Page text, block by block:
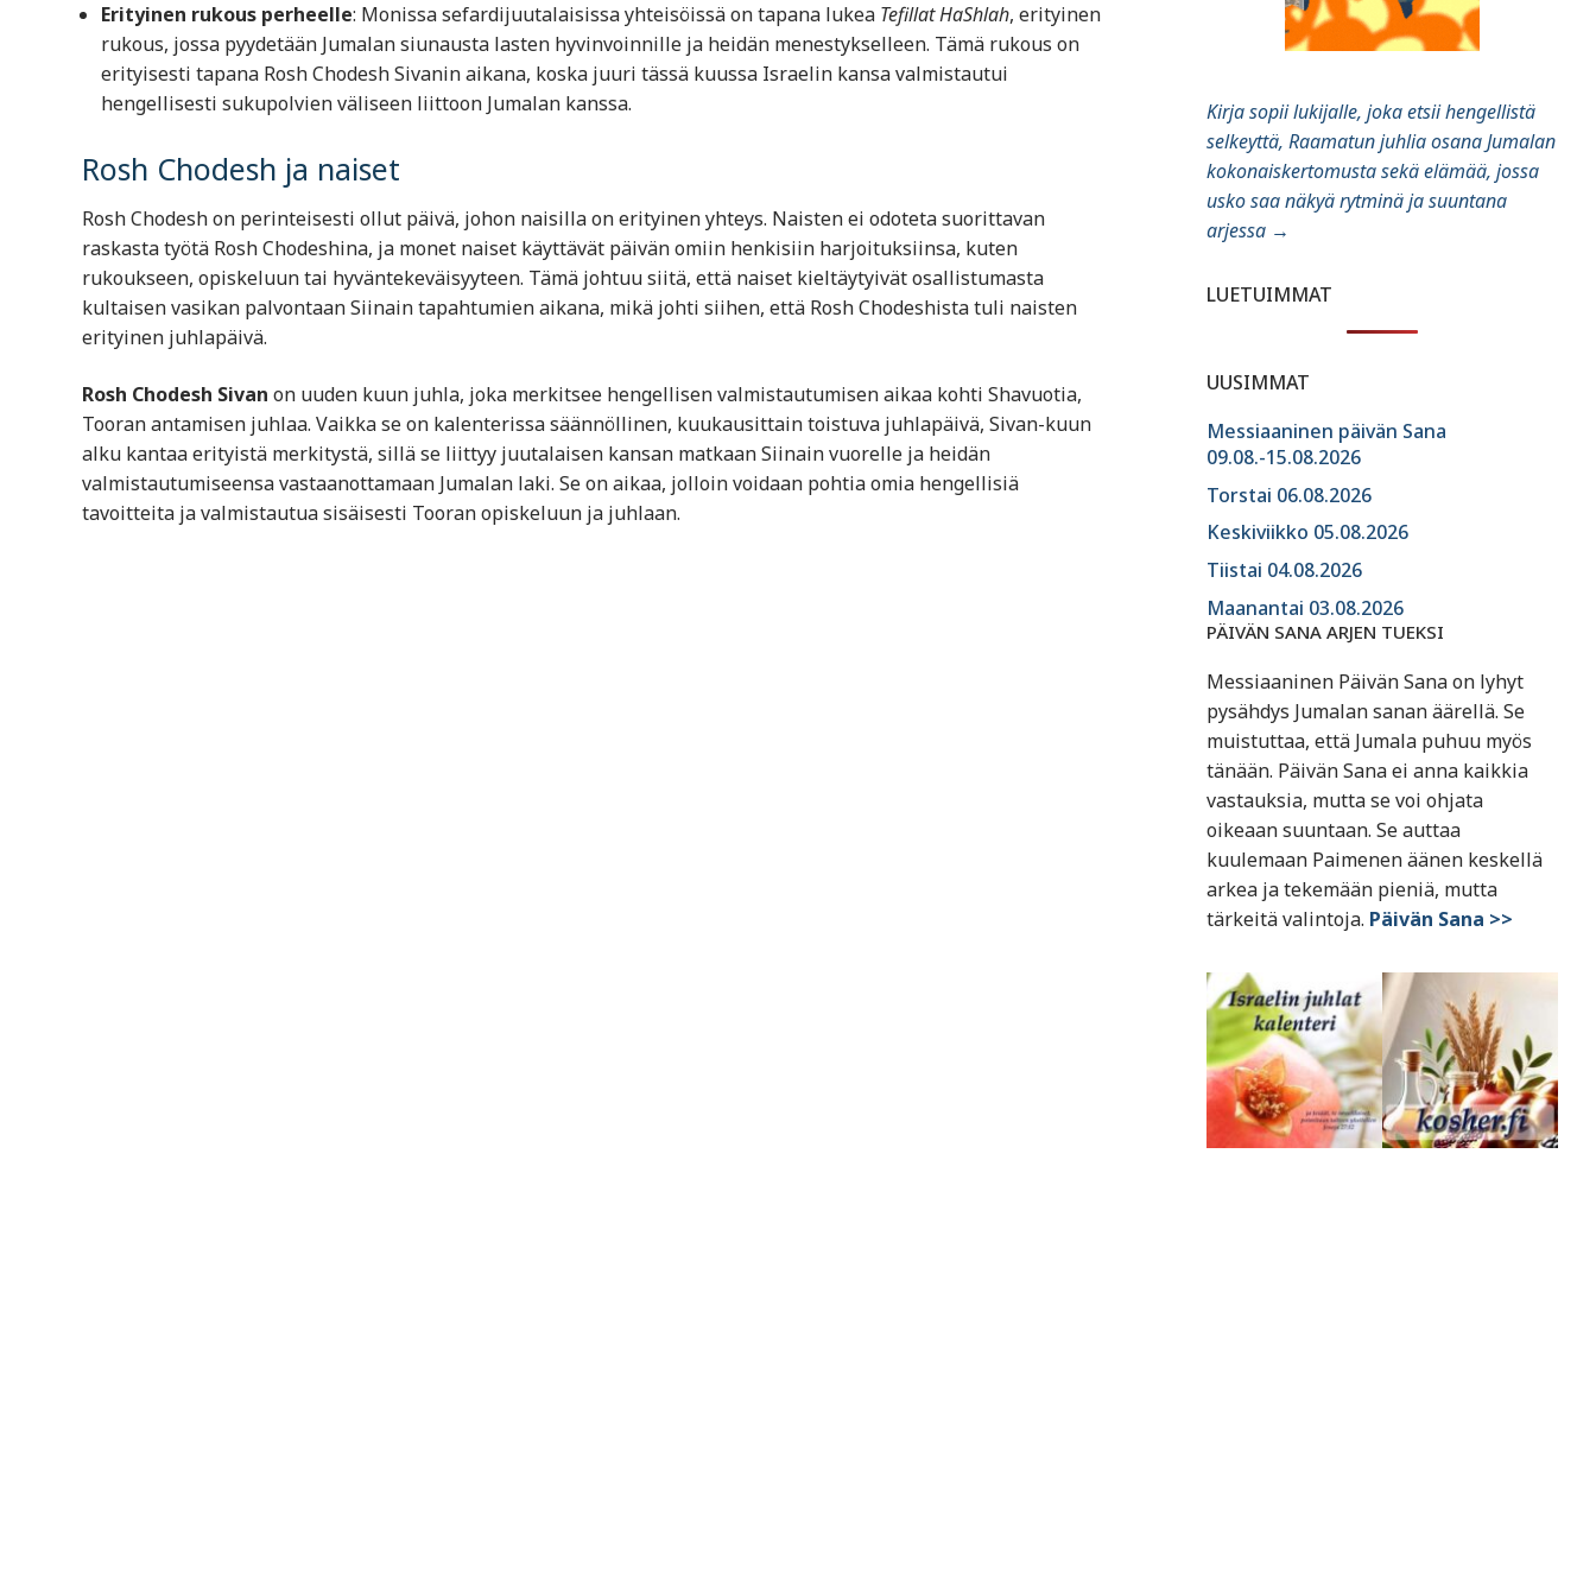
Erityinen rukous perheelle: Monissa sefardijuutalaisissa yhteisöissä on tapana lukea Tefillat HaShlah, erityinen
rukous, jossa pyydetään Jumalan siunausta lasten hyvinvoinnille ja heidän menestykselleen. Tämä rukous on
erityisesti tapana Rosh Chodesh Sivanin aikana, koska juuri tässä kuussa Israelin kansa valmistautui
hengellisesti sukupolvien väliseen liittoon Jumalan kanssa.
Rosh Chodesh ja naiset
Rosh Chodesh on perinteisesti ollut päivä, johon naisilla on erityinen yhteys. Naisten ei odoteta suorittavan
raskasta työtä Rosh Chodeshina, ja monet naiset käyttävät päivän omiin henkisiin harjoituksiinsa, kuten
rukoukseen, opiskeluun tai hyväntekeväisyyteen. Tämä johtuu siitä, että naiset kieltäytyivät osallistumasta
kultaisen vasikan palvontaan Siinain tapahtumien aikana, mikä johti siihen, että Rosh Chodeshista tuli naisten
erityinen juhlapäivä.
Rosh Chodesh Sivan on uuden kuun juhla, joka merkitsee hengellisen valmistautumisen aikaa kohti Shavuotia,
Tooran antamisen juhlaa. Vaikka se on kalenterissa säännöllinen, kuukausittain toistuva juhlapäivä, Sivan-kuun
alku kantaa erityistä merkitystä, sillä se liittyy juutalaisen kansan matkaan Siinain vuorelle ja heidän
valmistautumiseensa vastaanottamaan Jumalan laki. Se on aikaa, jolloin voidaan pohtia omia hengellisiä
tavoitteita ja valmistautua sisäisesti Tooran opiskeluun ja juhlaan.
Kirja sopii lukijalle, joka etsii hengellistä
selkeyttä, Raamatun juhlia osana Jumalan
kokonaiskertomusta sekä elämää, jossa
usko saa näkyä rytminä ja suuntana
arjessa →
LUETUIMMAT
UUSIMMAT
Messiaaninen päivän Sana
09.08.-15.08.2026
Torstai 06.08.2026
Keskiviikko 05.08.2026
Tiistai 04.08.2026
Maanantai 03.08.2026
PÄIVÄN SANA ARJEN TUEKSI
Messiaaninen Päivän Sana on lyhyt
pysähdys Jumalan sanan äärellä. Se
muistuttaa, että Jumala puhuu myös
tänään. Päivän Sana ei anna kaikkia
vastauksia, mutta se voi ohjata
oikeaan suuntaan. Se auttaa
kuulemaan Paimenen äänen keskellä
arkea ja tekemään pieniä, mutta
tärkeitä valintoja. Päivän Sana >>